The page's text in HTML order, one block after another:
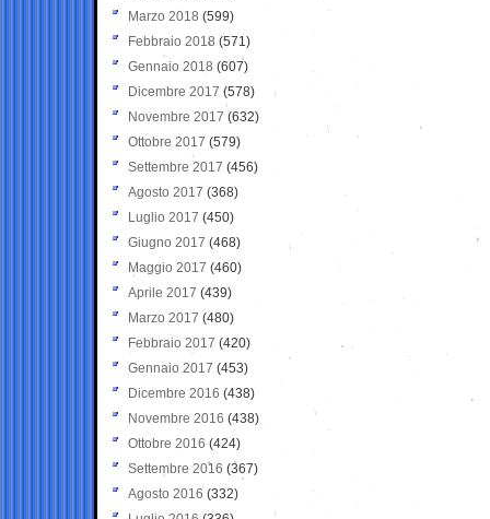
Marzo 2018 (599)
Febbraio 2018 (571)
Gennaio 2018 (607)
Dicembre 2017 (578)
Novembre 2017 (632)
Ottobre 2017 (579)
Settembre 2017 (456)
Agosto 2017 (368)
Luglio 2017 (450)
Giugno 2017 (468)
Maggio 2017 (460)
Aprile 2017 (439)
Marzo 2017 (480)
Febbraio 2017 (420)
Gennaio 2017 (453)
Dicembre 2016 (438)
Novembre 2016 (438)
Ottobre 2016 (424)
Settembre 2016 (367)
Agosto 2016 (332)